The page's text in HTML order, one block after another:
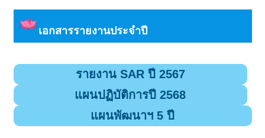
เอกสารรายงานประจำปี
รายงาน SAR ปี 2567
แผนปฏิบัติการปี 2568
แผนพัฒนาฯ 5 ปี